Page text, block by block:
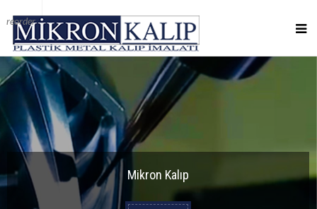
reorder
Mikron Kalıp